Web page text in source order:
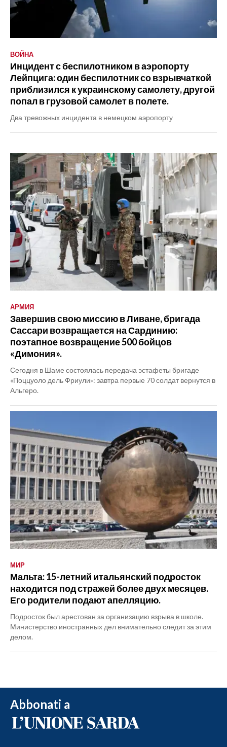
ВОЙНА
Инцидент с беспилотником в аэропорту
Лейпцига: один беспилотник со взрывчаткой
приблизился к украинскому самолету, другой
попал в грузовой самолет в полете.
Два тревожных инцидента в немецком аэропорту
АРМИЯ
Завершив свою миссию в Ливане, бригада
Сассари возвращается на Сардинию:
поэтапное возвращение 500 бойцов
«Димония».
Сегодня в Шаме состоялась передача эстафеты бригаде
«Поццуоло дель Фриули»: завтра первые 70 солдат вернутся в
Альгеро.
МИР
Мальта: 15-летний итальянский подросток
находится под стражей более двух месяцев.
Его родители подают апелляцию.
Подросток был арестован за организацию взрыва в школе.
Министерство иностранных дел внимательно следит за этим
делом.
Abbonati a